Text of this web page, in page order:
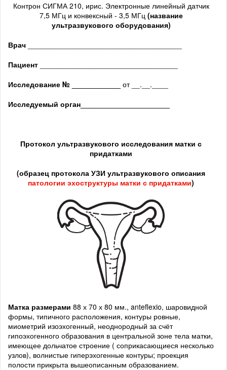
Контрон СИГМА 210, ирис. Электронные линейный датчик
7,5 МГц и конвексный - 3,5 МГц(название
ультразвукового оборудования)
Врач
Пациент
Исследование № ____________ от __.__.____
Исследуемый орган
Протокол ультразвукового исследования матки с
придатками
(образец протокола УЗИ ультразвукового описания
патологии эхоструктуры матки с придатками)
Матка размерами 88 х 70 х 80 мм., anteflexio, шаровидной
формы, типичного расположения, контуры ровные,
миометрий изоэхогенный, неоднородный за счёт
гипоэхогенного образования в центральной зоне тела матки,
имеющее дольчатое строение ( соприкасающиеся несколько
узлов), волнистые гиперэхогенные контуры; проекция
полости прикрыта вышеописанным образованием.